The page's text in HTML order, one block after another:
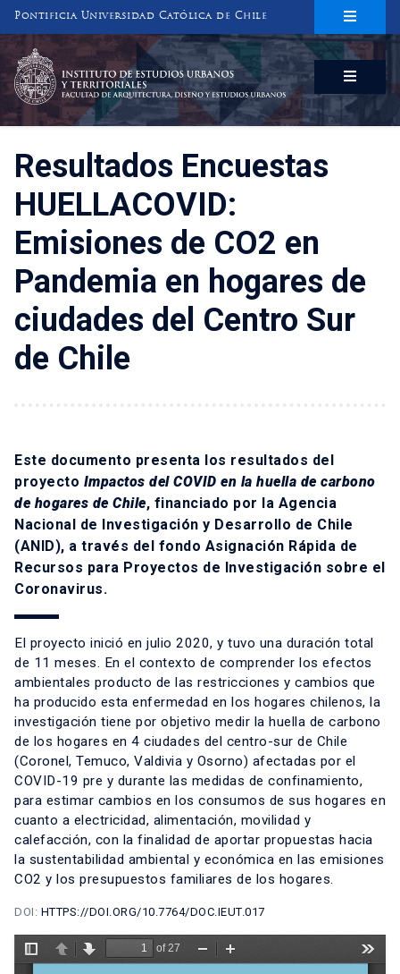
Pontificia Universidad Católica de Chile
INSTITUTO DE ESTUDIOS URBANOS
Y TERRITORIALES
FACULTAD DE ARQUITECTURA, DISEÑO Y ESTUDIOS URBANOS
Resultados Encuestas
HUELLACOVID:
Emisiones de CO2 en
Pandemia en hogares de
ciudades del Centro Sur
de Chile
Este documento presenta los resultados del
proyecto Impactos del COVID en la huella de carbono
de hogares de Chile, financiado por la Agencia
Nacional de Investigación y Desarrollo de Chile
(ANID), a través del fondo Asignación Rápida de
Recursos para Proyectos de Investigación sobre el
Coronavirus.
El proyecto inició en julio 2020, y tuvo una duración total
de 11 meses. En el contexto de comprender los efectos
ambientales producto de las restricciones y cambios que
ha producido esta enfermedad en los hogares chilenos, la
investigación tiene por objetivo medir la huella de carbono
de los hogares en 4 ciudades del centro-sur de Chile
(Coronel, Temuco, Valdivia y Osorno) afectadas por el
COVID-19 pre y durante las medidas de confinamiento,
para estimar cambios en los consumos de sus hogares en
cuanto a electricidad, alimentación, movilidad y
calefacción, con la finalidad de aportar propuestas hacia
la sustentabilidad ambiental y económica en las emisiones
CO2 y los presupuestos familiares de los hogares.
DOI: HTTPS://DOI.ORG/10.7764/DOC.IEUT.017